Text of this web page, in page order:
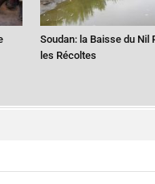
Soudan: la Baisse du Nil
les Récoltes